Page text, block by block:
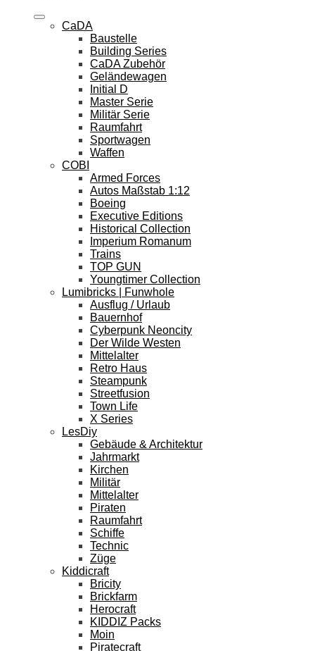
CaDA
Baustelle
Building Series
CaDA Zubehör
Geländewagen
Initial D
Master Serie
Militär Serie
Raumfahrt
Sportwagen
Waffen
COBI
Armed Forces
Autos Maßstab 1:12
Boeing
Executive Editions
Historical Collection
Imperium Romanum
Trains
TOP GUN
Youngtimer Collection
Lumibricks | Funwhole
Ausflug / Urlaub
Bauernhof
Cyberpunk Neoncity
Der Wilde Westen
Mittelalter
Retro Haus
Steampunk
Streetfusion
Town Life
X Series
LesDiy
Gebäude & Architektur
Jahrmarkt
Kirchen
Militär
Mittelalter
Piraten
Raumfahrt
Schiffe
Technic
Züge
Kiddicraft
Bricity
Brickfarm
Herocraft
KIDDIZ Packs
Moin
Piratecraft